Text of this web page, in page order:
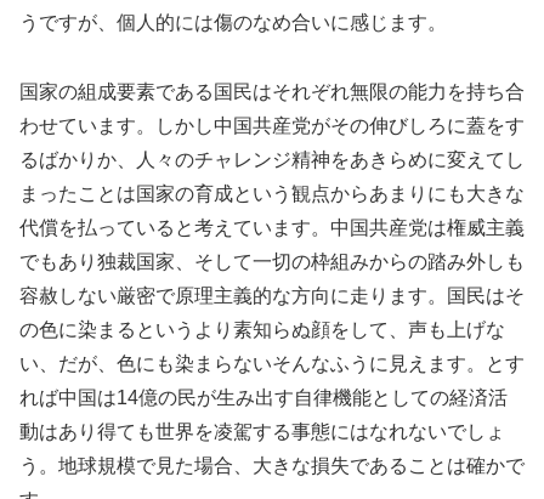
うですが、個人的には傷のなめ合いに感じます。
国家の組成要素である国民はそれぞれ無限の能力を持ち合
わせています。しかし中国共産党がその伸びしろに蓋をす
るばかりか、人々のチャレンジ精神をあきらめに変えてし
まったことは国家の育成という観点からあまりにも大きな
代償を払っていると考えています。中国共産党は権威主義
でもあり独裁国家、そして一切の枠組みからの踏み外しも
容赦しない厳密で原理主義的な方向に走ります。国民はそ
の色に染まるというより素知らぬ顔をして、声も上げな
い、だが、色にも染まらないそんなふうに見えます。とす
れば中国は14億の民が生み出す自律機能としての経済活
動はあり得ても世界を凌駕する事態にはなれないでしょ
う。地球規模で見た場合、大きな損失であることは確かで